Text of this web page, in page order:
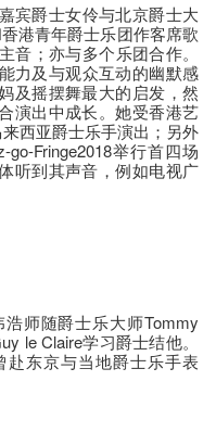
宾爵士女伶与北京爵士大
港青年爵士乐团作客席歌
音；亦与多个乐团合作。
力及与观众互动的幽默感
及摇摆舞最大的启发，然
演出中成长。她受香港艺
西亚爵士乐手演出；另外
Fringe2018举行首四场
听到其声音，例如电视广
师随爵士乐大师Tommy
le Claire学习爵士结他。
东京与当地爵士乐手表